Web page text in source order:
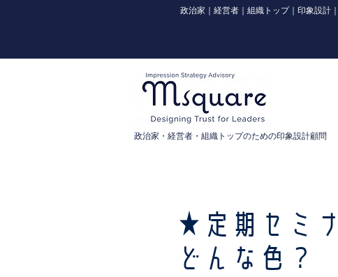
政治家｜経営者｜組織トップ｜印象設計
政治家・経営者・組織トップのための印象設計顧問
★定期セミ
どんな色？